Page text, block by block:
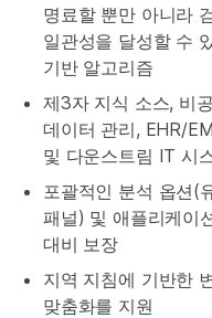
명료할 뿐만 아니라
일관성을 달성할 수
기반 알고리즘
제3자 지식 소스, 비
데이터 관리, EHR/
및 다운스트림 IT 시
포괄적인 분석 옵션(
패널) 및 애플리케이
대비 보장
지역 지침에 기반한
맞춤화를 지원